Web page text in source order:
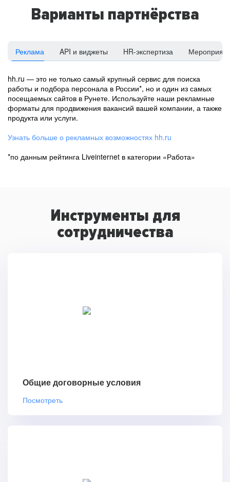
Варианты партнёрства
Реклама API и виджеты HR-экспертиза
hh.ru — это не только самый крупный сервис для поиска
работы и подбора персонала в России*, но и один из самых
посещаемых сайтов в Рунете. Используйте наши рекламные
форматы для продвижения вакансий вашей компании, а также
продукта или услуги.
Узнать больше о рекламных возможностях hh.ru
*по данным рейтинга Liveinternet в категории «Работа»
Инструменты для
сотрудничества
Общие договорные условия
Посмотреть